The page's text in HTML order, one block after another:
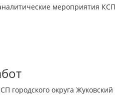
мероприятия КСП
городского округа Жуковский